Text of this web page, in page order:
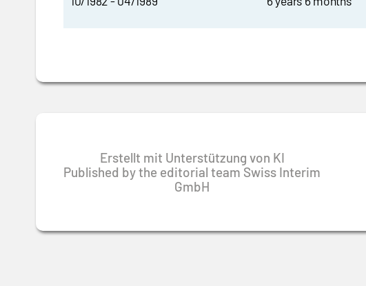
Erstellt mit Unterstützung von KI
Published by the editorial team Swiss Interim
GmbH